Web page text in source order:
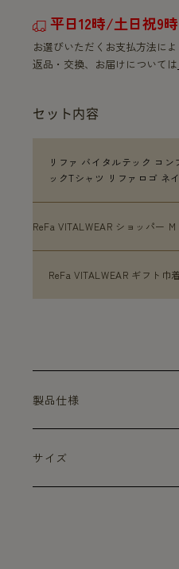
平日12時/土日祝9
お選びいただくお支払方法に
返品・交換、お届けについては
セット内容
リファ バイタルテック コ
ックTシャツ リファロゴ ネ
ReFa VITALWEAR ショッパー
ReFa VITALWEAR ギフト巾
製品仕様
サイズ